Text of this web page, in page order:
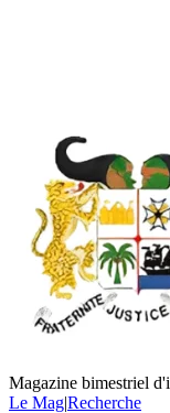
Magazine bimestriel
Le Mag|Recherche